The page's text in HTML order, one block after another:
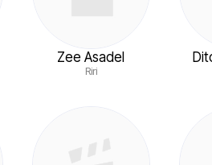
Zee Asadel
Riri